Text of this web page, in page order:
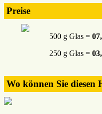
Preise
500 g Glas =
250 g Glas =
Wo können Sie diesen